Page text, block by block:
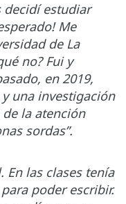
decidí estudiar
Me
de La
no? Fui y
en 2019,
una investigación
la atención
sordas”.
En las clases tenía
poder escribir.